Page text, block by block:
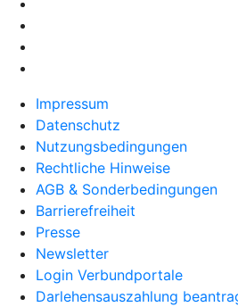
Impressum
Datenschutz
Nutzungsbedingungen
Rechtliche Hinweise
AGB & Sonderbedingungen
Barrierefreiheit
Presse
Newsletter
Login Verbundportale
Darlehensauszahlung